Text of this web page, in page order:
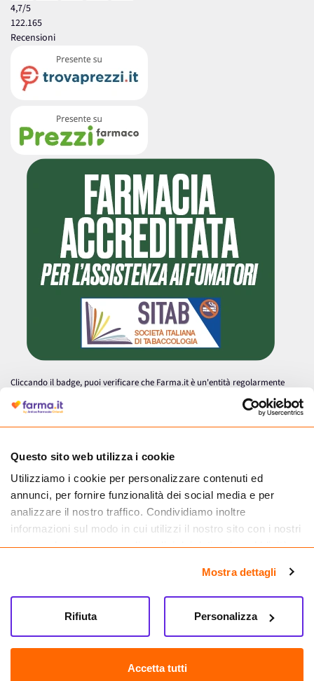
Questo sito web utilizza i cookie
Utilizziamo i cookie per personalizzare contenuti ed
annunci, per fornire funzionalità dei social media e per
analizzare il nostro traffico. Condividiamo inoltre
informazioni sul modo in cui utilizzi il nostro sito con i nostri
partner che si occupano di analisi dei dati web, pubblicità e
informazioni che hai fornito loro o che hanno raccolto dal
tuo utilizzo dei loro servizi.
Mostra dettagli
Accetta tutti
Personalizza
Rifiuta
4,7/5
122.165
Recensioni
Cliccando il badge, puoi verificare che Farma.it è un'entità regolarmente
autorizzata dal Ministero della Salute a effettuare la vendita online di
medicinali.
Farma.it S.a.s. P. IVA 07417261216 REA: NA-884088
CREDITS
Sede legale Via delle Repubbliche Marinare 128, 80147 Napoli